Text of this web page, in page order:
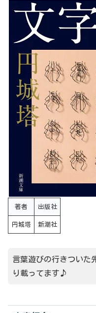
著者 出版社
円城塔 新潮社
言葉遊びの行きついた
り載ってます♪